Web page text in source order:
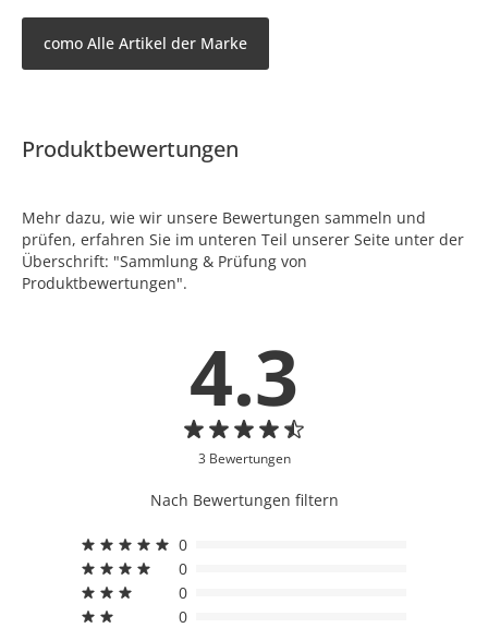
como Alle Artikel der Marke
Produktbewertungen
Mehr dazu, wie wir unsere Bewertungen sammeln und
prüfen, erfahren Sie im unteren Teil unserer Seite unter der
Überschrift: "Sammlung & Prüfung von
Produktbewertungen".
4.3
3 Bewertungen
Nach Bewertungen filtern
0
0
0
0